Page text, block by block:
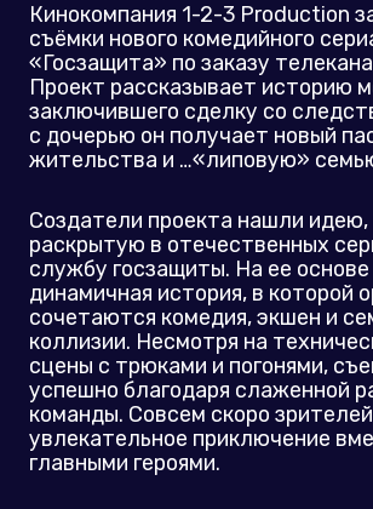
Кинокомпания 1-2-3 Production
съёмки нового комедийного
«Госзащита» по заказу
Проект рассказывает историю
заключившего сделку со
с дочерью он получает новый
жительства и …«липовую»
Создатели проекта нашли идею,
раскрытую в отечественных
службу госзащиты. На ее основе
динамичная история, в которой
сочетаются комедия, экшен и
коллизии. Несмотря на
сцены с трюками и погонями,
успешно благодаря слаженной
команды. Совсем скоро
увлекательное приключение
главными героями.